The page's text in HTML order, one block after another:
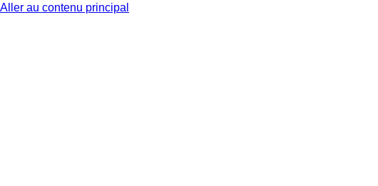
Aller au contenu principal